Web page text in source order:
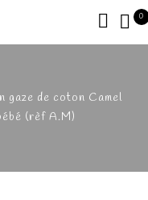
0
gaze de coton Camel
(rèf A.M)